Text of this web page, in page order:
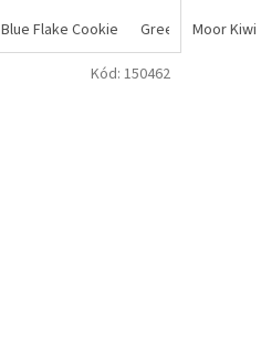
Mossy Neck Motoroil
Blue Flake Cookie Green FireMoor Kiwi
Kód: 150462